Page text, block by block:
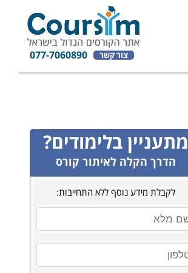
צור קשר 077-7060890
מתעניין בלימודים?
הדרך הקלה לאיתור קורס
לקבלת מידע נוסף ללא התחייבות: